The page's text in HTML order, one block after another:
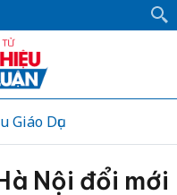
Dục
Nội đổi mới